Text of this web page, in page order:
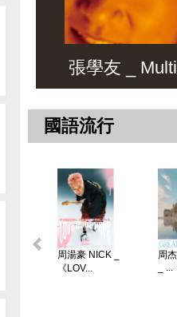
張學友 _
國語流行
周湯豪 NICK _
《LOV...
周
_ ...